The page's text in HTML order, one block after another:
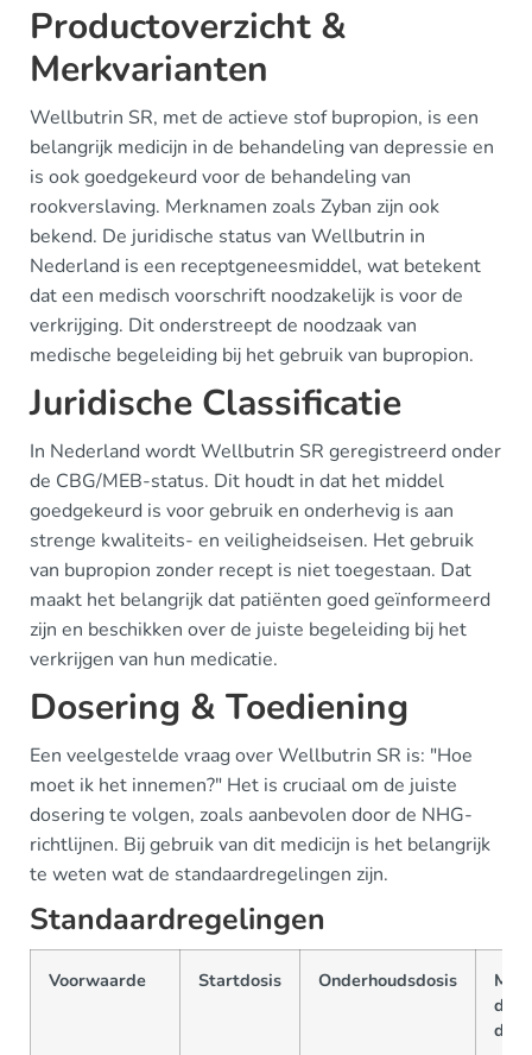
Productoverzicht &
Merkvarianten
Wellbutrin SR, met de actieve stof bupropion, is een
belangrijk medicijn in de behandeling van depressie en
is ook goedgekeurd voor de behandeling van
rookverslaving. Merknamen zoals Zyban zijn ook
bekend. De juridische status van Wellbutrin in
Nederland is een receptgeneesmiddel, wat betekent
dat een medisch voorschrift noodzakelijk is voor de
verkrijging. Dit onderstreept de noodzaak van
medische begeleiding bij het gebruik van bupropion.
Juridische Classificatie
In Nederland wordt Wellbutrin SR geregistreerd onder
de CBG/MEB-status. Dit houdt in dat het middel
goedgekeurd is voor gebruik en onderhevig is aan
strenge kwaliteits- en veiligheidseisen. Het gebruik
van bupropion zonder recept is niet toegestaan. Dat
maakt het belangrijk dat patiënten goed geïnformeerd
zijn en beschikken over de juiste begeleiding bij het
verkrijgen van hun medicatie.
Dosering & Toediening
Een veelgestelde vraag over Wellbutrin SR is: "Hoe
moet ik het innemen?" Het is cruciaal om de juiste
dosering te volgen, zoals aanbevolen door de NHG-
richtlijnen. Bij gebruik van dit medicijn is het belangrijk
te weten wat de standaardregelingen zijn.
Standaardregelingen
Voorwaarde Startdosis Onderhoudsdosis